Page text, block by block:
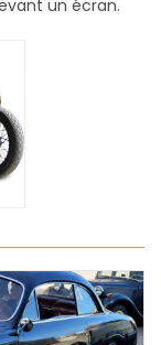
un écran.